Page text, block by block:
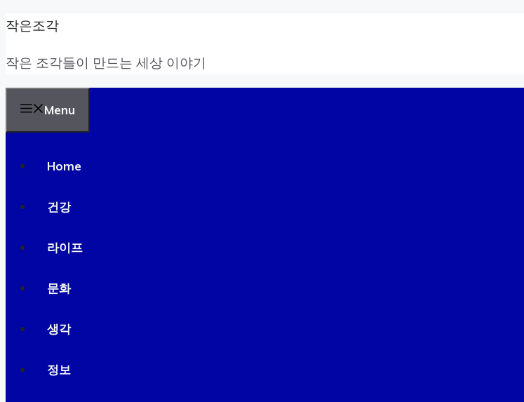
Skip
content
작은조각
작은 조각들이 만드는 세상 이야기
Menu
Home
건강
라이프
문화
생각
정보